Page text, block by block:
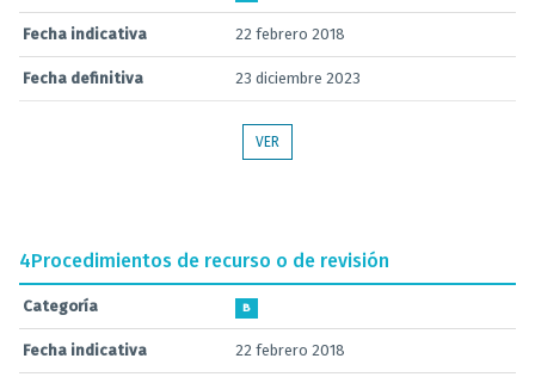
Fecha indicativa 22 febrero 2018
Fecha definitiva 23 diciembre 2023
VER
4Procedimientos de recurso o de revisión
Categoría B
Fecha indicativa 22 febrero 2018